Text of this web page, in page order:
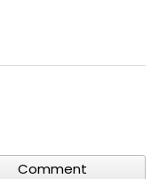
Comment